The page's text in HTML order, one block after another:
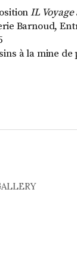
IL
Barnoud,
à la mine